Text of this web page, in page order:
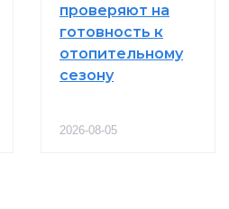
проверяют на
готовность к
отопительному
сезону
2026-08-05